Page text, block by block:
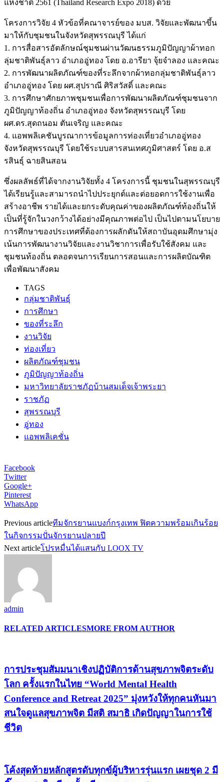
แห่งชาติ 2561 (Thailand Research Expo 2018) ด้วย
โครงการวิจัย 4 หัวข้อที่คณาจารย์ของ มบส. วิจัยและพัฒนาขึ้น
มาให้กับชุมชนในจังหวัดสุพรรณบุรี ได้แก่
1. การสื่อสารอัตลักษณ์ชุมชนผ่านวัฒนธรรมภูมิปัญญาผ้าทอก
ลุ่มชาติพันธุ์ลาว อำเภออู่ทอง โดย อ.อารียา จุ้ยจำลอง และคณะ
2. การพัฒนาผลิตภัณฑ์ของที่ระลึกจากผ้าทอกลุ่มชาติพันธุ์ลาว
อำเภออู่ทอง โดย ผศ.สุปราณี ศิริสวัสดิ์ และคณะ
3. การศึกษาศักยภาพชุมชนเพื่อการพัฒนาผลิตภัณฑ์ชุมชนจาก
ภูมิปัญญาท้องถิ่น อำเภออู่ทอง จังหวัดสุพรรณบุรี โดย
ผศ.ดร.สุดถนอม ตันเจริญ และคณะ
4. แอพพลิเคชันบูรณาการข้อมูลการท่องเที่ยวอำเภออู่ทอง
จังหวัดสุพรรณบุรี โดยใช้ระบบสารสนเทศภูมิศาสตร์ โดย อ.ส
รสินธุ์ ฉายสินสอน
ซึ่งผลลัพธ์ที่ได้จากงานวิจัยทั้ง 4 โครงการนี้ ชุมชนในสุพรรณบุรี
ได้เรียนรู้และสามารถนำไปประยุกต์และต่อยอดการใช้งานเพื่อ
สร้างอาชีพ รายได้และยกระดับคุณค่าของผลิตภัณฑ์ท้องถิ่นให้
เป็นที่รู้จักในวงกว้างได้อย่างมีคุณภาพต่อไป เป็นไปตามนโยบาย
การศึกษาของประเทศที่ต้องการผลักดันให้สถาบันอุดมศึกษามุ่ง
เน้นการพัฒนางานวิจัยและงานวิชาการเพื่อรับใช้สังคม และ
ชุมชนท้องถิ่น ตลอดจนการเรียนการสอนและการผลิตบัณฑิต
เพื่อพัฒนาสังคม
TAGS
กลุ่มชาติพันธุ์
การศึกษา
ของที่ระลึก
งานวิจัย
ท่องเที่ยว
ผลิตภัณฑ์ชุมชน
ภูมิปัญญาท้องถิ่น
มหาวิทยาลัยราชภัฏบ้านสมเด็จเจ้าพระยา
ราชภัฏ
สุพรรณบุรี
อู่ทอง
แอพพลิเคชั่น
Facebook
Twitter
Google+
Pinterest
WhatsApp
Previous articleทีมจักรยานแบงก์กรุงเทพ ฟิตความพร้อมเกินร้อย
ในกิจกรรมปั่นจักรยานปลายปี
Next articleโปรหมื่นได้แสนกับ LOOX TV
admin
RELATED ARTICLESMORE FROM AUTHOR
การประชุมสัมมนาเชิงปฏิบัติการด้านสุขภาพจิตระดับ
โลก ครั้งแรกในไทย “World Mental Health
Conference and Retreat 2025” มุ่งหวังให้ทุกคนหันมา
สนใจดูแลสุขภาพจิต มีสติ สมาธิ เกิดปัญญาในการใช้
ชีวิต
โค้งสุดท้ายหลักสูตรดับทุกข์ผู้บริหารรุ่นแรก เผยชุด 2 มี